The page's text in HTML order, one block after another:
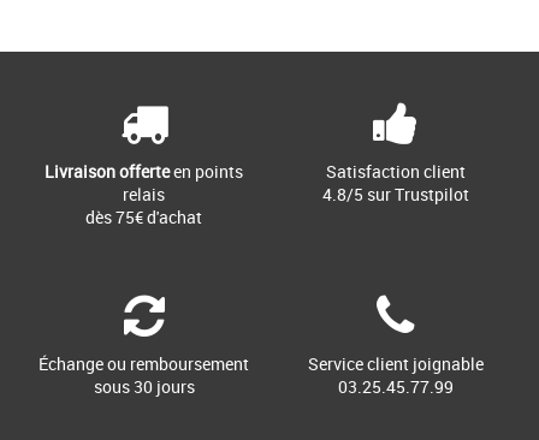
Livraison offerteen points
relais
dès 75€ d'achat
Satisfaction client
4.8/5 sur Trustpilot
Échange ou remboursement
sous 30 jours
Service client joignable
03.25.45.77.99